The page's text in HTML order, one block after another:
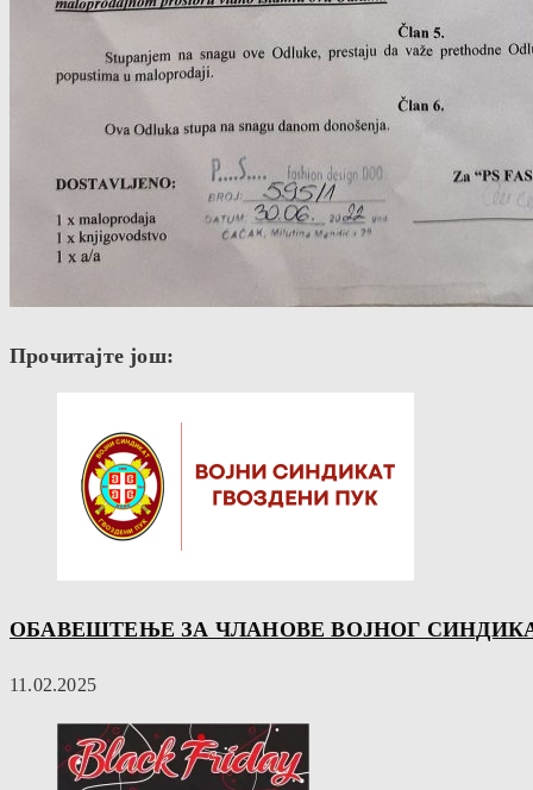
Прочитајте још:
ОБАВЕШТЕЊЕ ЗА ЧЛАНОВЕ ВОЈНОГ
11.02.2025